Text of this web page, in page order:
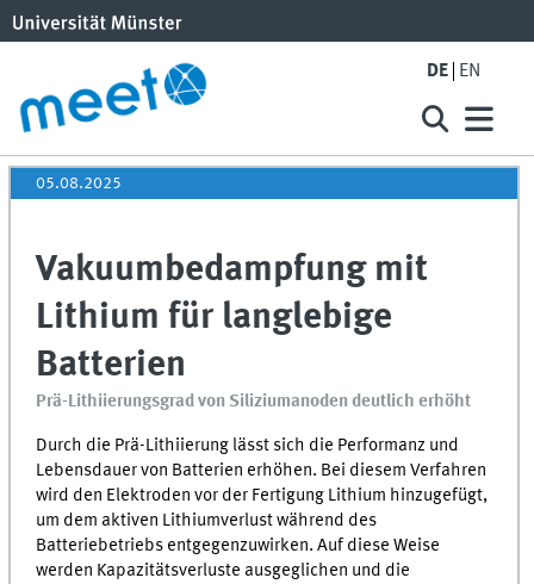
DE EN
05.08.2025
Vakuumbedampfung mit
Lithium für langlebige
Batterien
Prä-Lithiierungsgrad von Siliziumanoden deutlich erhöht
Durch die Prä-Lithiierung lässt sich die Performanz und
Lebensdauer von Batterien erhöhen. Bei diesem Verfahren
wird den Elektroden vor der Fertigung Lithium hinzugefügt,
um dem aktiven Lithiumverlust während des
Batteriebetriebs entgegenzuwirken. Auf diese Weise
werden Kapazitätsverluste ausgeglichen und die